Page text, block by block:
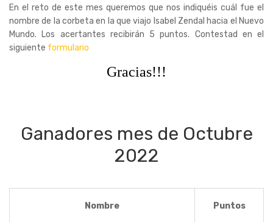
En el reto de este mes queremos que nos indiquéis cuál fue el
nombre de la corbeta en la que viajo Isabel Zendal hacia el Nuevo
Mundo. Los acertantes recibirán 5 puntos. Contestad en el
siguiente formulario
Gracias!!!
Ganadores mes de Octubre
2022
Nombre Puntos